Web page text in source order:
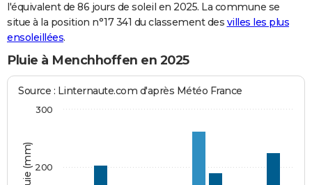
l'équivalent de 86 jours de soleil en 2025. La commune se
situe à la position n°17 341 du classement des villes les plus
ensoleillées.
Pluie à Menchhoffen en 2025
Source : Linternaute.com d'après Météo France
200
300